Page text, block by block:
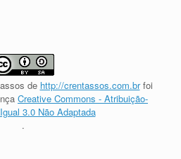
de http://crentassos.com.brfoi
Creative Commons - Atribuição-
3.0 Não Adaptada
.